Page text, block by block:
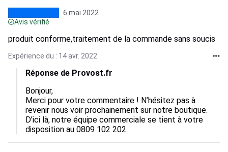
6 mai 2022
Avis vérifié
produit conforme,traitement de la commande sans soucis
Expérience du : 14 avr. 2022
Réponse de Provost.fr
Bonjour,
Merci pour votre commentaire ! N’hésitez pas à
revenir nous voir prochainement sur notre boutique.
D’ici là, notre équipe commerciale se tient à votre
disposition au 0809 102 202.